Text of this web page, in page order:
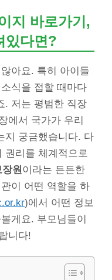
지 바로가기,
있다면?
아요. 특히 아이들
식을 접할 때마다
. 저는 평범한 직장
에서 국가가 우리
지 궁금했습니다. 다
권리를 체계적으로
원이라는 든든한
이 어떤 역할을 하
)에서 어떤 정보
게요. 부모님들이
니다!